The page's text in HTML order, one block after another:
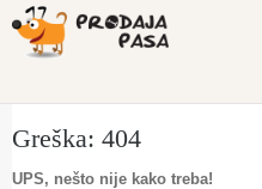
Greška: 404
UPS, nešto nije kako treba!